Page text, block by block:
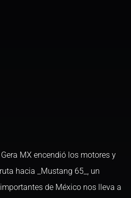
MX encendió los motores y
hacia _Mustang 65_, un
de México nos lleva a